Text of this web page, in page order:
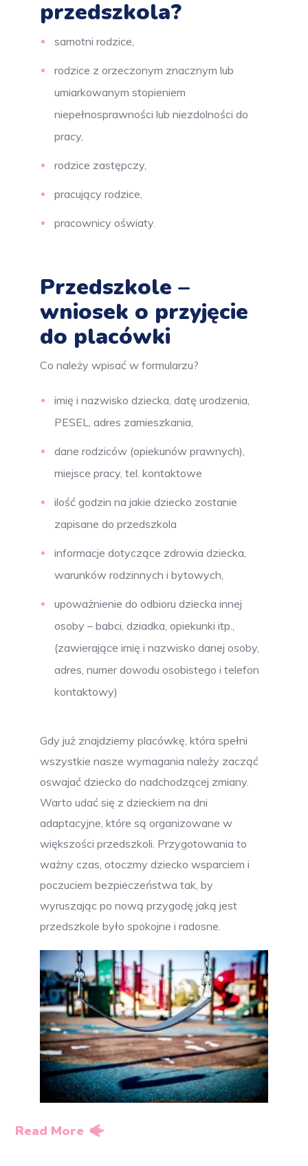
przedszkola?
samotni rodzice,
rodzice z orzeczonym znacznym lub
umiarkowanym stopieniem
niepełnosprawności lub niezdolności do
pracy,
rodzice zastępczy,
pracujący rodzice,
pracownicy oświaty.
Przedszkole –
wniosek o przyjęcie
do placówki
Co należy wpisać w formularzu?
imię i nazwisko dziecka, datę urodzenia,
PESEL, adres zamieszkania,
dane rodziców (opiekunów prawnych),
miejsce pracy, tel. kontaktowe
ilość godzin na jakie dziecko zostanie
zapisane do przedszkola
informacje dotyczące zdrowia dziecka,
warunków rodzinnych i bytowych,
upoważnienie do odbioru dziecka innej
osoby – babci, dziadka, opiekunki itp.,
(zawierające imię i nazwisko danej osoby,
adres, numer dowodu osobistego i telefon
kontaktowy)
Gdy już znajdziemy placówkę, która spełni
wszystkie nasze wymagania należy zacząć
oswajać dziecko do nadchodzącej zmiany.
Warto udać się z dzieckiem na dni
adaptacyjne, które są organizowane w
większości przedszkoli. Przygotowania to
ważny czas, otoczmy dziecko wsparciem i
poczuciem bezpieczeństwa tak, by
wyruszając po nową przygodę jaką jest
przedszkole było spokojne i radosne.
Read More